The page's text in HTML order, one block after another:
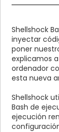
Shellshock
inyectar
poner
explicamos
ordenador
esta nueva
Shellshock
Bash de
ejecución